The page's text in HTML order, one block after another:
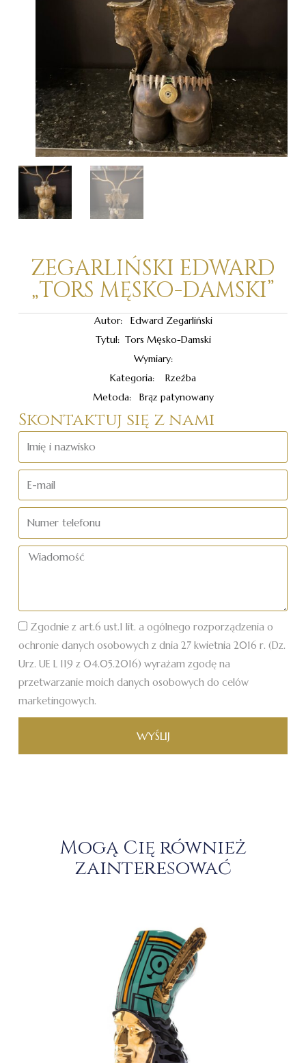
ZEGARLIŃSKI EDWARD
„TORS MĘSKO-DAMSKI”
Autor: Edward Zegarliński
Tytuł: Tors Męsko-Damski
Wymiary:
Kategoria: Rzeźba
Metoda: Brąz patynowany
Skontaktuj się z nami
i
mail
telefonu
Wiadomość
Zgodnie z art.6 ust.1 lit. a ogólnego rozporządzenia o
ochronie danych osobowych z dnia 27 kwietnia 2016 r. (Dz.
Urz. UE L 119 z 04.05.2016) wyrażam zgodę na
przetwarzanie moich danych osobowych do celów
marketingowych.
WYŚLIJ
Mogą Cię również
zainteresować